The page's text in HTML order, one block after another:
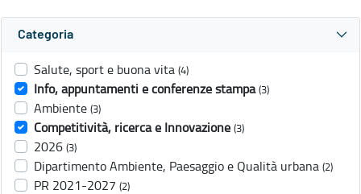
Categoria
Salute, sport e buona vita (4)
Info, appuntamenti e conferenze stampa (3)
Ambiente (3)
Competitività, ricerca e Innovazione (3)
2026 (3)
Dipartimento Ambiente, Paesaggio e Qualità urbana (2)
PR 2021-2027 (2)